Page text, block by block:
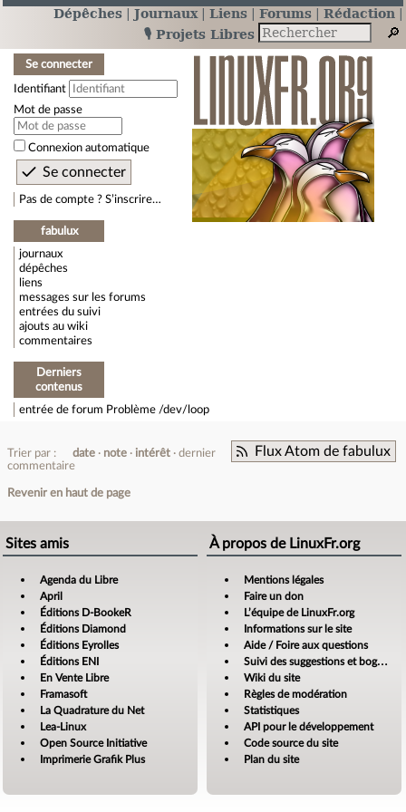
Dépêches Journaux Liens Forums
Rédaction
🎙️ Projets Libres
Se connecter
Identifiant
Mot de passe
Connexion automatique
Pas de compte ? S’inscrire…
fabulux
journaux
dépêches
liens
messages sur les forums
entrées du suivi
ajouts au wiki
commentaires
Derniers
contenus
entrée de forum Problème /dev/loop
Flux Atom de fabulux
Trier par : date note intérêt
dernier
commentaire
Revenir en haut de page
Sites amis
Agenda du Libre
April
Éditions D-BookeR
Éditions Diamond
Éditions Eyrolles
Éditions ENI
En Vente Libre
Framasoft
La Quadrature du Net
Lea-Linux
Open Source Initiative
Imprimerie Grafik Plus
À propos de LinuxFr.org
Mentions légales
Faire un don
L’équipe de LinuxFr.org
Informations sur le site
Aide / Foire aux questions
Suivi des suggestions et bogues
Wiki du site
Règles de modération
Statistiques
API pour le développement
Code source du site
Plan du site